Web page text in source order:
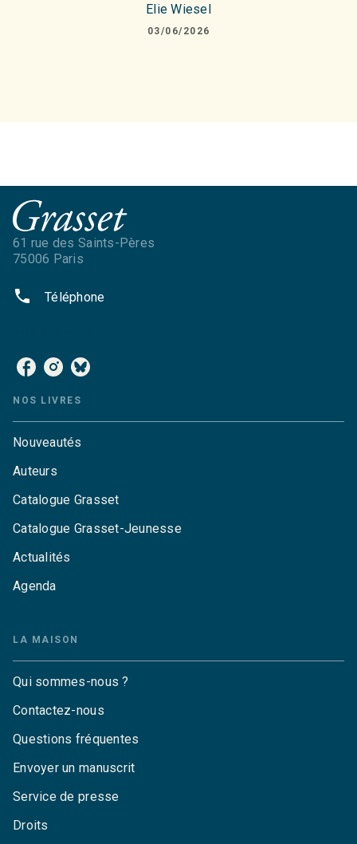
Elie Wiesel
03/06/2026
61 rue des Saints-Pères
75006 Paris
phone Téléphone
NOS LIVRES
Nouveautés
Auteurs
Catalogue Grasset
Catalogue Grasset-Jeunesse
Actualités
Agenda
LA MAISON
Qui sommes-nous ?
Contactez-nous
Questions fréquentes
Envoyer un manuscrit
Service de presse
Droits